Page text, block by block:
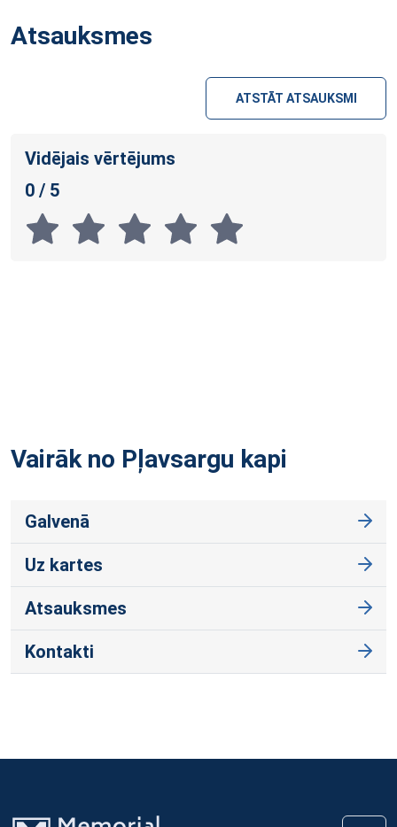
Atsauksmes
ATSTĀT ATSAUKSMI
Vidējais vērtējums
0 / 5
Vairāk no Pļavsargu kapi
Galvenā
Uz kartes
Atsauksmes
Kontakti